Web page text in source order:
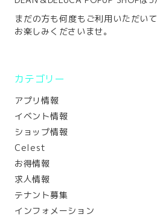
まだの方も何度もご利用いただい
お楽しみくださいませ。
カテゴリー
アプリ情報
イベント情報
ショップ情報
Celest
お得情報
求人情報
テナント募集
インフォメーション